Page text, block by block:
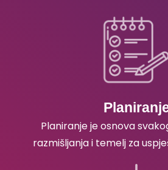
Planiranje je osnova
razmišljanja i temelj za